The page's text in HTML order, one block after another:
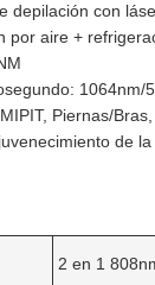
depilación con
por aire +
1064nm/
Piernas/
de
2 en 1